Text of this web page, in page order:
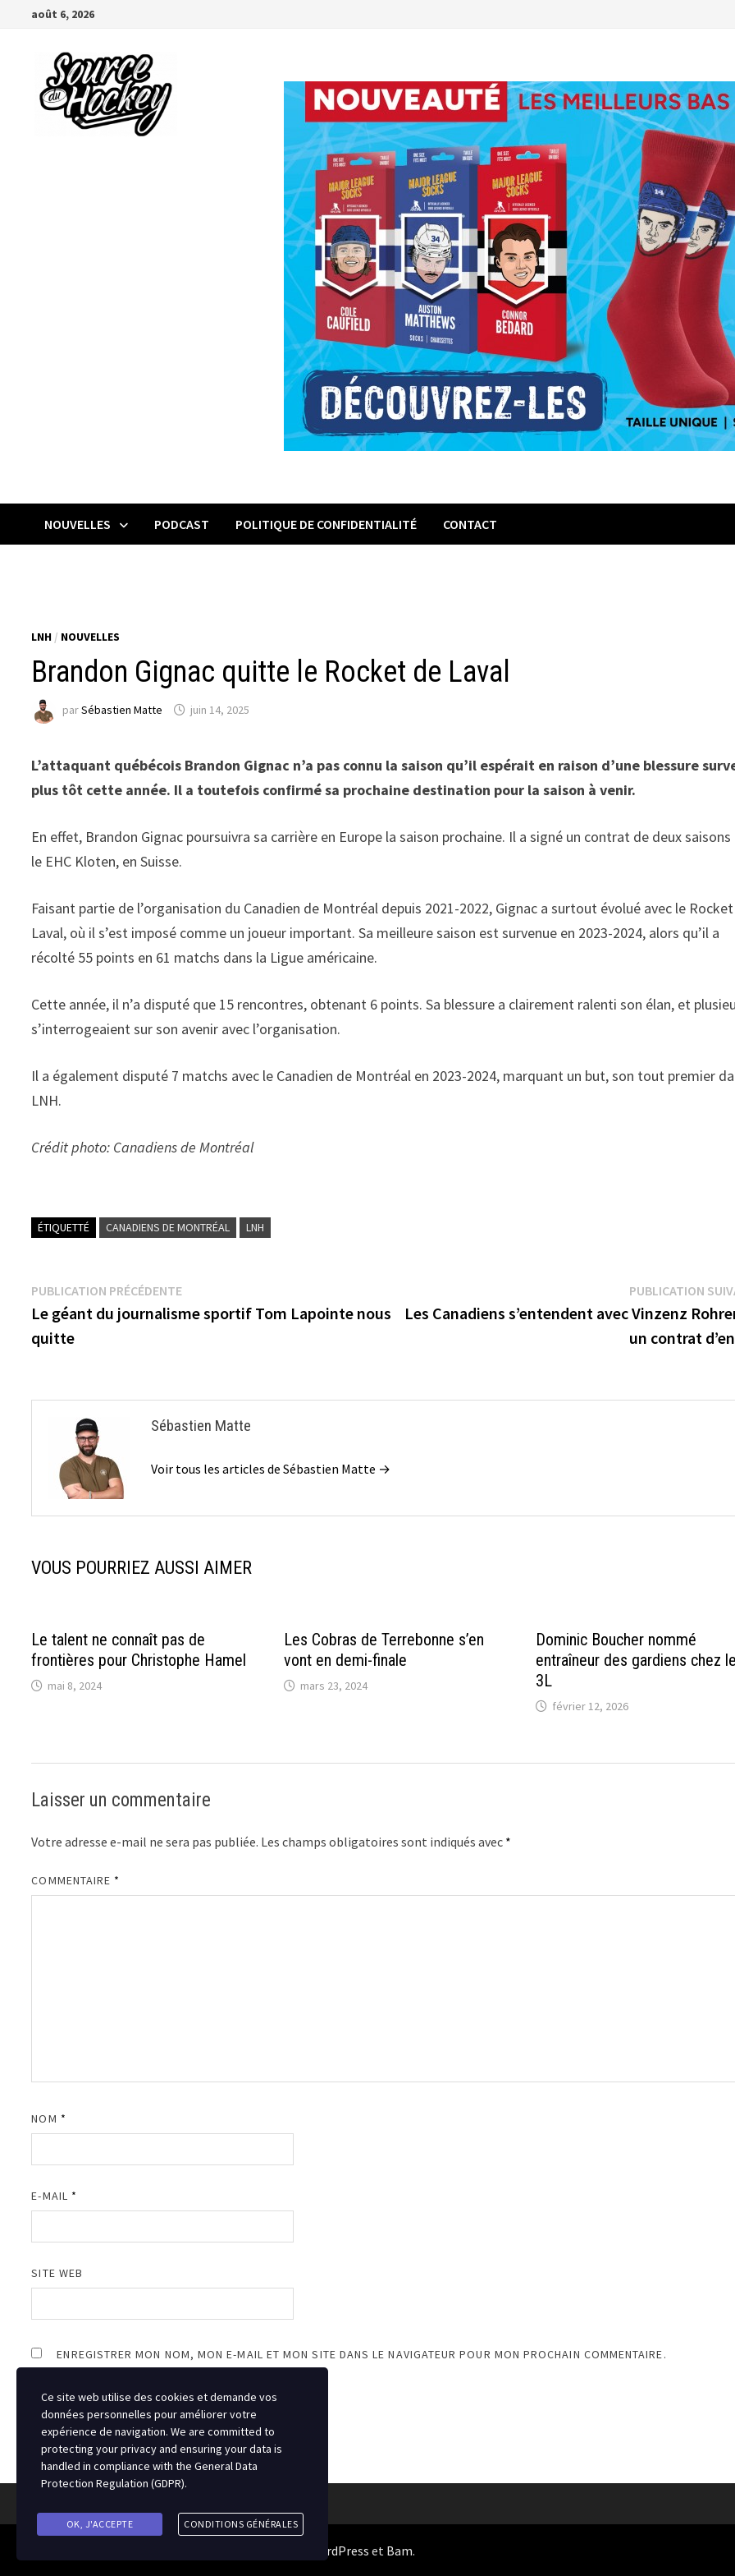
Passeraoût 6, 2026
NOUVELLES PODCAST POLITIQUE DE CONFIDENTIALITÉ CONTACT
LNH / NOUVELLES
Brandon Gignac quitte le Rocket de Laval
parSébastien Matte juin 14, 2025
L’attaquant québécois Brandon Gignac n’a pas connu la saison qu’il espérait en raison d’une blessure
plus tôt cette année. Il a toutefois confirmé sa prochaine destination pour la saison à venir.
En effet, Brandon Gignac poursuivra sa carrière en Europe la saison prochaine. Il a signé un contrat de deux saisons
le EHC Kloten, en Suisse.
Faisant partie de l’organisation du Canadien de Montréal depuis 2021-2022, Gignac a surtout évolué avec le
Laval, où il s’est imposé comme un joueur important. Sa meilleure saison est survenue en 2023-2024, alors qu’il a
récolté 55 points en 61 matchs dans la Ligue américaine.
Cette année, il n’a disputé que 15 rencontres, obtenant 6 points. Sa blessure a clairement ralenti son élan, et
s’interrogeaient sur son avenir avec l’organisation.
Il a également disputé 7 matchs avec le Canadien de Montréal en 2023-2024, marquant un but, son tout premier
LNH.
Crédit photo: Canadiens de Montréal
ÉTIQUETTÉ CANADIENS DE MONTRÉAL LNH
Navigation
de
l’article
PUBLICATION PRÉCÉDENTEPublication
précédente :
Le géant du journalisme sportif Tom Lapointe nous
quitte
PUBLICATION
Les Canadiens s’entendent avec Vinzenz
un contrat
Sébastien Matte
Voir tous les articles de Sébastien Matte →
VOUS POURRIEZ AUSSI AIMER
Le talent ne connaît pas de
frontières pour Christophe Hamel
mai 8, 2024
Les Cobras de Terrebonne s’en
vont en demi-finale
mars 23, 2024
Dominic Boucher nommé
entraîneur des gardiens chez
3L
février 12, 2026
Laisser un commentaire
Votre adresse e-mail ne sera pas publiée. Les champs obligatoires sont indiqués avec *
COMMENTAIRE *
NOM *
E-MAIL *
SITE WEB
ENREGISTRER MON NOM, MON E-MAIL ET MON SITE DANS LE NAVIGATEUR POUR MON PROCHAIN COMMENTAIRE.
WordPress et Bam.
Ce site web utilise des cookies et demande vos
données personnelles pour améliorer votre
expérience de navigation. We are committed to
protecting your privacy and ensuring your data is
handled in compliance with the General Data
Protection Regulation (GDPR).
OK, J'ACCEPTE CONDITIONS GÉNÉRALES